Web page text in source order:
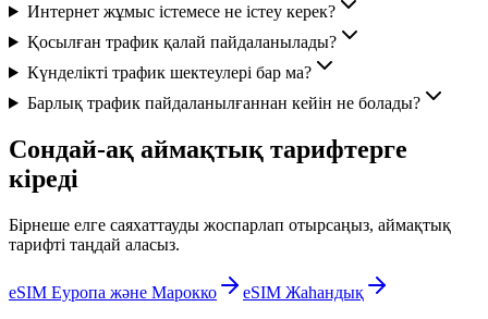
Интернет жұмыс істемесе не істеу керек?
Қосылған трафик қалай пайдаланылады?
Күнделікті трафик шектеулері бар ма?
Барлық трафик пайдаланылғаннан кейін не болады?
Сондай-ақ аймақтық тарифтерге
кіреді
Бірнеше елге саяхаттауды жоспарлап отырсаңыз, аймақтық
тарифті таңдай аласыз.
eSIM Еуропа және Марокко eSIM Жаһандық